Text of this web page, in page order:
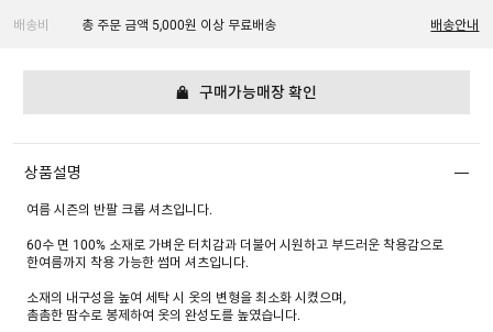
배송비 총 주문 금액 5,000원 이상 무료배송 배송안내
구매가능매장 확인
상품설명
여름 시즌의 반팔 크롭 셔츠입니다.
60수 면 100% 소재로 가벼운 터치감과 더불어 시원하고 부드러운 착용감으로
한여름까지 착용 가능한 썸머 셔츠입니다.
소재의 내구성을 높여 세탁 시 옷의 변형을 최소화 시켰으며,
촘촘한 땀수로 봉제하여 옷의 완성도를 높였습니다.